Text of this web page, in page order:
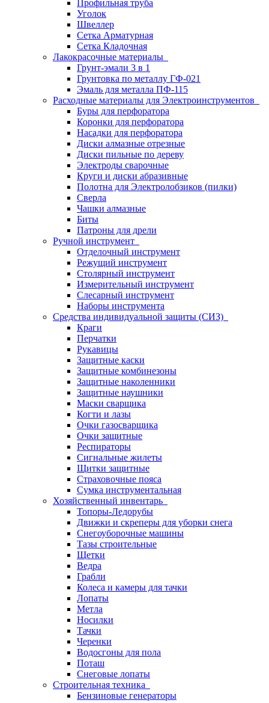
Профильная труба
Уголок
Швеллер
Сетка Арматурная
Сетка Кладочная
Лакокрасочные материалы
Грунт-эмали 3 в 1
Грунтовка по металлу ГФ-021
Эмаль для металла ПФ-115
Расходные материалы для Электроинструментов
Буры для перфоратора
Коронки для перфоратора
Насадки для перфоратора
Диски алмазные отрезные
Диски пильные по дереву
Электроды сварочные
Круги и диски абразивные
Полотна для Электролобзиков (пилки)
Сверла
Чашки алмазные
Биты
Патроны для дрели
Ручной инструмент
Отделочный инструмент
Режущий инструмент
Столярный инструмент
Измерительный инструмент
Слесарный инструмент
Наборы инструмента
Средства индивидуальной защиты (СИЗ)
Краги
Перчатки
Рукавицы
Защитные каски
Защитные комбинезоны
Защитные наколенники
Защитные наушники
Маски сварщика
Когти и лазы
Очки газосварщика
Очки защитные
Респираторы
Сигнальные жилеты
Щитки защитные
Страховочные пояса
Сумка инструментальная
Хозяйственный инвентарь
Топоры-Ледорубы
Движки и скреперы для уборки снега
Снегоуборочные машины
Тазы строительные
Щетки
Ведра
Грабли
Колеса и камеры для тачки
Лопаты
Метла
Носилки
Тачки
Черенки
Водосгоны для пола
Поташ
Снеговые лопаты
Строительная техника
Бензиновые генераторы